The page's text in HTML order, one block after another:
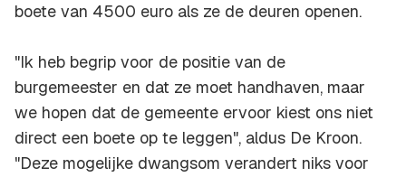
boete van 4500 euro als ze de deuren openen.
"Ik heb begrip voor de positie van de
burgemeester en dat ze moet handhaven, maar
we hopen dat de gemeente ervoor kiest ons niet
direct een boete op te leggen", aldus De Kroon.
"Deze mogelijke dwangsom verandert niks voor